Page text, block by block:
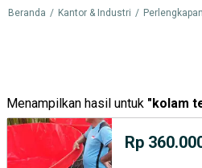
Beranda / Kantor & Industri /
Menampilkan hasil untuk "kolam
Rp